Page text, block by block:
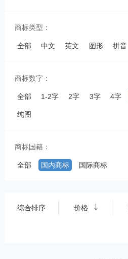
商标类型：
全部 中文 英文 图形 拼音
商标数字：
全部 1-2字 2字 3字 4字
纯图
商标国籍：
全部 国内商标 国际商标
综合排序 价格